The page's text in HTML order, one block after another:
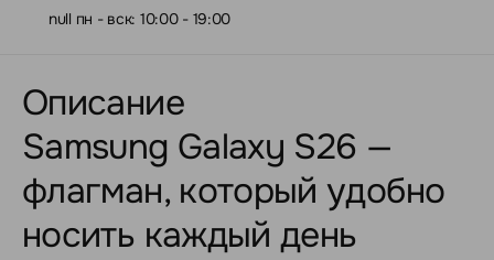
null пн - вск: 10:00 - 19:00
Описание
Samsung Galaxy S26 —
флагман, который удобно
носить каждый день